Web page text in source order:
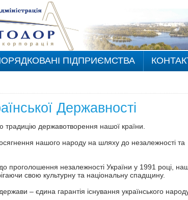
ПІДПРИЄМСТВА
Державності
державотворення нашої країни.
нашого народу на шляху до незалежності та
проголошення незалежності України у 1991 році,
свою культурну та національну спадщину.
– єдина гарантія існування українського